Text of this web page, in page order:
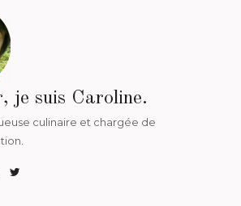
je suis Caroline.
culinaire et chargée de